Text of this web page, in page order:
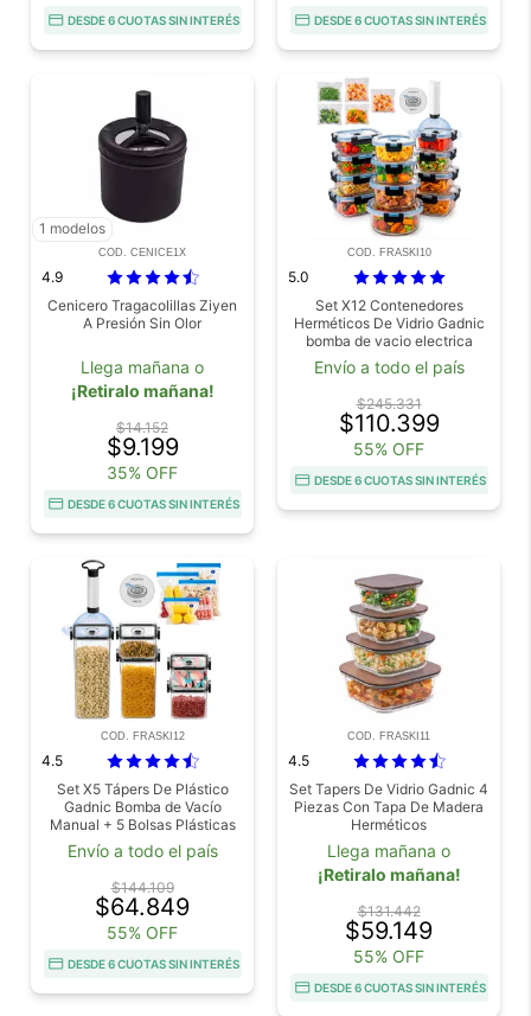
DESDE 6 CUOTAS SIN INTERÉS DESDE 6 CUOTAS SIN INTERÉS
1 modelos
COD. CENICE1X
4.9
Cenicero Tragacolillas Ziyen
A Presión Sin Olor
Llega mañana o
¡Retiralo mañana!
$14.152
$9.199
35% OFF
DESDE 6 CUOTAS SIN INTERÉS
COD. FRASKI10
5.0
Set X12 Contenedores
Herméticos De Vidrio Gadnic
bomba de vacio electrica
recargable 5 Bolsas plásticas
de vacío
Envío a todo el país
$245.331
$110.399
55% OFF
DESDE 6 CUOTAS SIN INTERÉS
COD. FRASKI12
4.5
Set X5 Tápers De Plástico
Gadnic Bomba de Vacío
Manual + 5 Bolsas Plásticas
de Vacío
Envío a todo el país
$144.109
$64.849
55% OFF
DESDE 6 CUOTAS SIN INTERÉS
COD. FRASKI11
4.5
Set Tapers De Vidrio Gadnic 4
Piezas Con Tapa De Madera
Herméticos
Llega mañana o
¡Retiralo mañana!
$131.442
$59.149
55% OFF
DESDE 6 CUOTAS SIN INTERÉS